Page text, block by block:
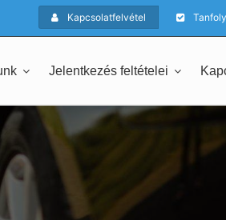
Kapcsolatfelvétel
Jelentkezés feltételei